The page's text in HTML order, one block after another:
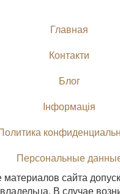
Главная
Контакти
Блог
Інформація
Персональные
сайта
В случае